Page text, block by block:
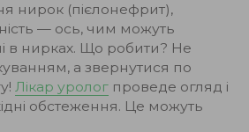
нирок (пієлонефрит),
— ось, чим можуть
в нирках. Що робити? Не
а звернутися по
Лікар уролог проведе огляд і
обстеження. Це можуть